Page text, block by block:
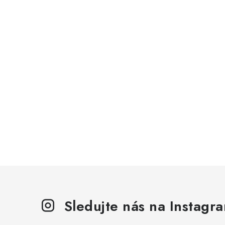
Sledujte nás na